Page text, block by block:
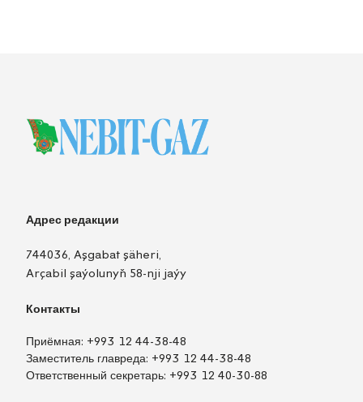
Адрес редакции
744036, Aşgabat şäheri,
Arçabil şaýolunyň 58-nji jaýy
Контакты
Приёмная: +993 12 44-38-48
Заместитель главреда: +993 12 44-38-48
Ответственный секретарь: +993 12 40-30-88